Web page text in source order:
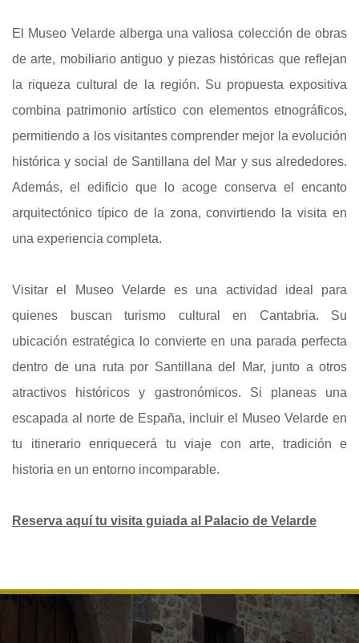
El Museo Velarde alberga una valiosa colección de obras
de arte, mobiliario antiguo y piezas históricas que reflejan
la riqueza cultural de la región. Su propuesta expositiva
combina patrimonio artístico con elementos etnográficos,
permitiendo a los visitantes comprender mejor la evolución
histórica y social de Santillana del Mar y sus alrededores.
Además, el edificio que lo acoge conserva el encanto
arquitectónico típico de la zona, convirtiendo la visita en
una experiencia completa.
Visitar el Museo Velarde es una actividad ideal para
quienes buscan turismo cultural en Cantabria. Su
ubicación estratégica lo convierte en una parada perfecta
dentro de una ruta por Santillana del Mar, junto a otros
atractivos históricos y gastronómicos. Si planeas una
escapada al norte de España, incluir el Museo Velarde en
tu itinerario enriquecerá tu viaje con arte, tradición e
historia en un entorno incomparable.
Reserva aquí tu visita guiada al Palacio de Velarde